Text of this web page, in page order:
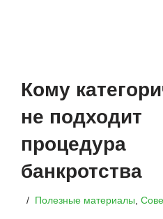
Кому
не подходит
процедура
банкротства
Полезные материалы